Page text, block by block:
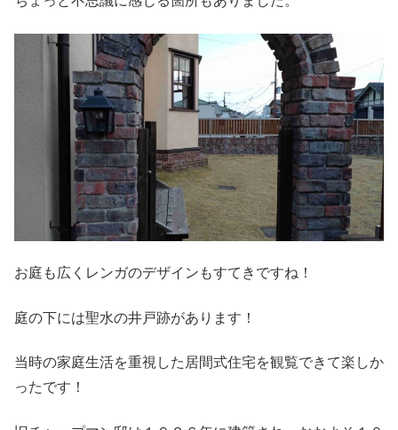
お庭も広くレンガのデザインもすてきですね！
庭の下には聖水の井戸跡があります！
当時の家庭生活を重視した居間式住宅を観覧できて楽しか
ったです！